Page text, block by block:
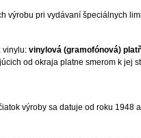
výrobu pri vydávaní špeciálnych
vinylu: vinylová (gramofónová)
od okraja platne smerom k jej
výroby sa datuje od roku 1948